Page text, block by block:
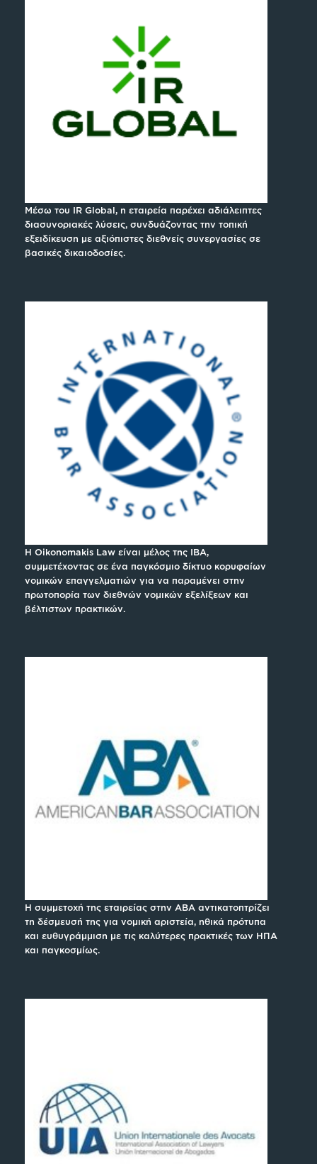
Μέσω του IR Global, η εταιρεία παρέχει αδιάλειπτες
διασυνοριακές λύσεις, συνδυάζοντας την τοπική
εξειδίκευση με αξιόπιστες διεθνείς συνεργασίες σε
βασικές δικαιοδοσίες.
H Oikonomakis Law είναι μέλος της IBA,
συμμετέχοντας σε ένα παγκόσμιο δίκτυο κορυφαίων
νομικών επαγγελματιών για να παραμένει στην
πρωτοπορία των διεθνών νομικών εξελίξεων και
βέλτιστων πρακτικών.
Η συμμετοχή της εταιρείας στην ABA αντικατοπτρίζει
τη δέσμευσή της για νομική αριστεία, ηθικά πρότυπα
και ευθυγράμμιση με τις καλύτερες πρακτικές των ΗΠΑ
και παγκοσμίως.